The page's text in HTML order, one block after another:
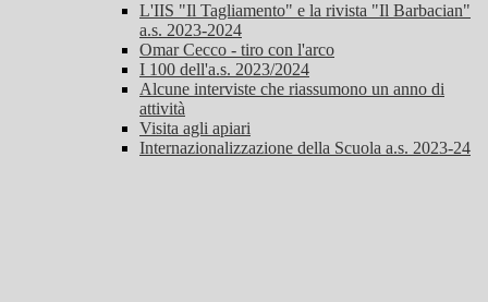
L'IIS "Il Tagliamento" e la rivista "Il Barbacian"
a.s. 2023-2024
Omar Cecco - tiro con l'arco
I 100 dell'a.s. 2023/2024
Alcune interviste che riassumono un anno di
attività
Visita agli apiari
Internazionalizzazione della Scuola a.s. 2023-24